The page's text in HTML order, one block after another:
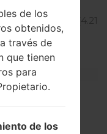
50.8 milímetros (4.21
)
(4.06 onzas)
de los
obtenidos,
través de
que tienen
para
de los